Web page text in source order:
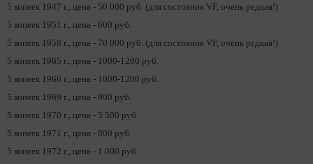
5 копеек 1947 г., цена - 50 000 руб. (для состояния VF, очень редкая!)
5 копеек 1951 г., цена - 600 руб.
5 копеек 1958 г., цена - 70 000 руб. (для состояния VF, очень редкая!)
5 копеек 1965 г., цена - 1000-1200 руб.
5 копеек 1966 г., цена - 1000-1200 руб.
5 копеек 1969 г., цена - 900 руб.
5 копеек 1970 г., цена - 5 500 руб.
5 копеек 1971 г., цена - 800 руб.
5 копеек 1972 г., цена - 1 000 руб.